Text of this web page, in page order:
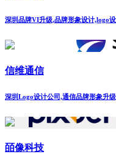
深圳品牌VI升级,品牌形象设计,logo
信维通信
深圳Logo设计公司,通信品牌形象升
皕像科技